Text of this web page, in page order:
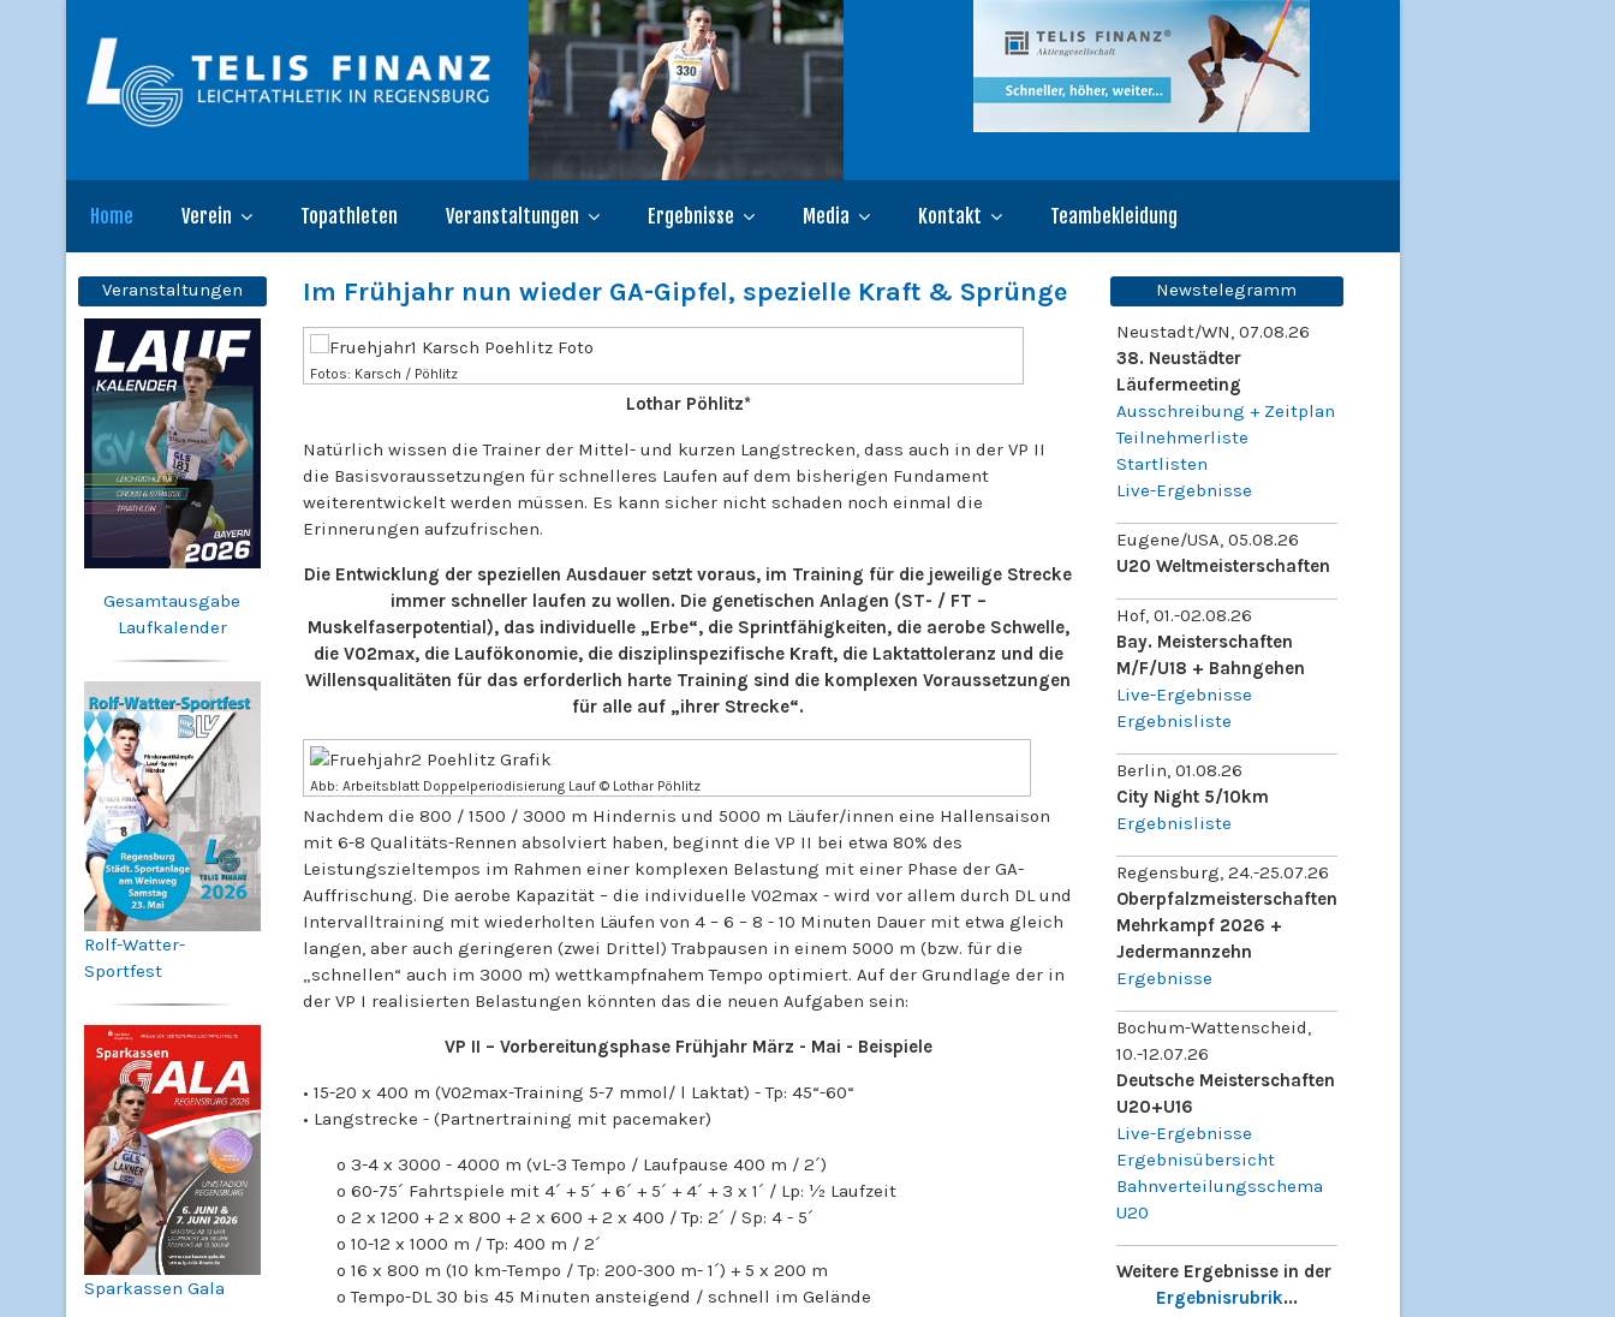
Home Verein Topathleten Veranstaltungen Ergebnisse Media Kontakt Teambekleidung
Veranstaltungen
Gesamtausgabe
Laufkalender
Rolf-Watter-
Sportfest
Sparkassen Gala
Im Frühjahr nun wieder GA-Gipfel, spezielle Kraft & Sprünge
Fotos: Karsch / Pöhlitz
Lothar Pöhlitz*
Natürlich wissen die Trainer der Mittel- und kurzen Langstrecken, dass auch in der VP II
die Basisvoraussetzungen für schnelleres Laufen auf dem bisherigen Fundament
weiterentwickelt werden müssen. Es kann sicher nicht schaden noch einmal die
Erinnerungen aufzufrischen.
Die Entwicklung der speziellen Ausdauer setzt voraus, im Training für die jeweilige Strecke
immer schneller laufen zu wollen. Die genetischen Anlagen (ST- / FT –
Muskelfaserpotential), das individuelle „Erbe“, die Sprintfähigkeiten, die aerobe Schwelle,
die V02max, die Laufökonomie, die disziplinspezifische Kraft, die Laktattoleranz und die
Willensqualitäten für das erforderlich harte Training sind die komplexen Voraussetzungen
für alle auf „ihrer Strecke“.
Abb: Arbeitsblatt Doppelperiodisierung Lauf © Lothar Pöhlitz
Nachdem die 800 / 1500 / 3000 m Hindernis und 5000 m Läufer/innen eine Hallensaison
mit 6-8 Qualitäts-Rennen absolviert haben, beginnt die VP II bei etwa 80% des
Leistungszieltempos im Rahmen einer komplexen Belastung mit einer Phase der GA-
Auffrischung. Die aerobe Kapazität – die individuelle V02max - wird vor allem durch DL und
Intervalltraining mit wiederholten Läufen von 4 – 6 – 8 - 10 Minuten Dauer mit etwa gleich
langen, aber auch geringeren (zwei Drittel) Trabpausen in einem 5000 m (bzw. für die
„schnellen“ auch im 3000 m) wettkampfnahem Tempo optimiert. Auf der Grundlage der in
der VP I realisierten Belastungen könnten das die neuen Aufgaben sein:
VP II – Vorbereitungsphase Frühjahr März - Mai - Beispiele
• 15-20 x 400 m (V02max-Training 5-7 mmol/ l Laktat) - Tp: 45“-60“
• Langstrecke - (Partnertraining mit pacemaker)
o 3-4 x 3000 - 4000 m (vL-3 Tempo / Laufpause 400 m / 2´)
o 60-75´ Fahrtspiele mit 4´ + 5´ + 6´ + 5´ + 4´ + 3 x 1´ / Lp: ½ Laufzeit
o 2 x 1200 + 2 x 800 + 2 x 600 + 2 x 400 / Tp: 2´ / Sp: 4 - 5´
o 10-12 x 1000 m / Tp: 400 m / 2´
o 16 x 800 m (10 km-Tempo / Tp: 200-300 m- 1´) + 5 x 200 m
o Tempo-DL 30 bis 45 Minuten ansteigend / schnell im Gelände
Newstelegramm
Neustadt/WN, 07.08.26
38. Neustädter
Läufermeeting
Ausschreibung + Zeitplan
Teilnehmerliste
Startlisten
Live-Ergebnisse
Eugene/USA, 05.08.26
U20 Weltmeisterschaften
Hof, 01.-02.08.26
Bay. Meisterschaften
M/F/U18 + Bahngehen
Live-Ergebnisse
Ergebnisliste
Berlin, 01.08.26
City Night 5/10km
Ergebnisliste
Regensburg, 24.-25.07.26
Oberpfalzmeisterschaften
Mehrkampf 2026 +
Jedermannzehn
Ergebnisse
Bochum-Wattenscheid,
10.-12.07.26
Deutsche Meisterschaften
U20+U16
Live-Ergebnisse
Ergebnisübersicht
Bahnverteilungsschema
U20
Weitere Ergebnisse in der
Ergebnisrubrik...